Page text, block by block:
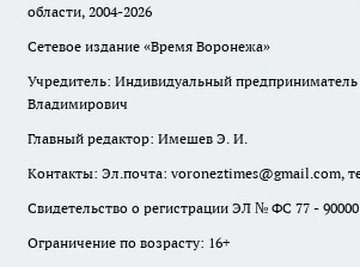
области, 2004-2026
Сетевое издание «Время Воронежа»
Учредитель: Индивидуальный
Владимирович
Главный редактор: Имешев Э. И.
Контакты: Эл.почта: voroneztimes@gmail.com,
Свидетельство о регистрации ЭЛ № ФС 77 - 90000
Ограничение по возрасту: 16+